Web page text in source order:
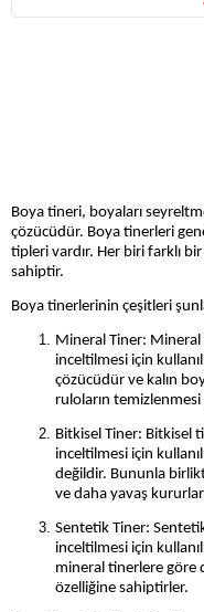
Boya tineri, boyaları
çözücüdür. Boya tinerleri
tipleri vardır. Her biri farklı
sahiptir.
Boya tinerlerinin çeşitleri
Mineral Tiner:
inceltilmesi için
çözücüdür ve kalın
ruloların temizlenmesi
Bitkisel Tiner: Bitkisel
inceltilmesi için
değildir. Bununla
ve daha yavaş
Sentetik Tiner:
inceltilmesi için
mineral tinerlere göre
özelliğine sahiptirler.